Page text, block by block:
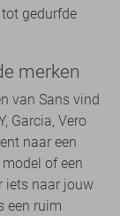
gedurfde
merken
van Sans vind
Garcia, Vero
naar een
of een
iets naar jouw
een ruim